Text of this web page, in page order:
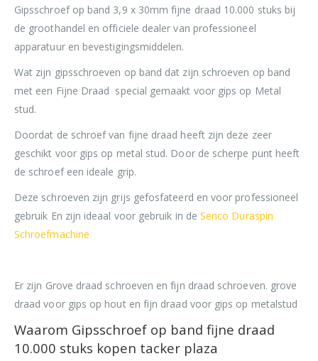
Gipsschroef op band 3,9 x 30mm fijne draad 10.000 stuks bij
de groothandel en officiele dealer van professioneel
apparatuur en bevestigingsmiddelen.
Wat zijn gipsschroeven op band dat zijn schroeven op band
met een Fijne Draad special gemaakt voor gips op Metal
stud.
Doordat de schroef van fijne draad heeft zijn deze zeer
geschikt voor gips op metal stud. Door de scherpe punt heeft
de schroef een ideale grip.
Deze schroeven zijn grijs gefosfateerd en voor professioneel
gebruik En zijn ideaal voor gebruik in de Senco Duraspin
Schroefmachine
Er zijn Grove draad schroeven en fijn draad schroeven. grove
draad voor gips op hout en fijn draad voor gips op metalstud
Waarom Gipsschroef op band fijne draad
10.000 stuks kopen tacker plaza